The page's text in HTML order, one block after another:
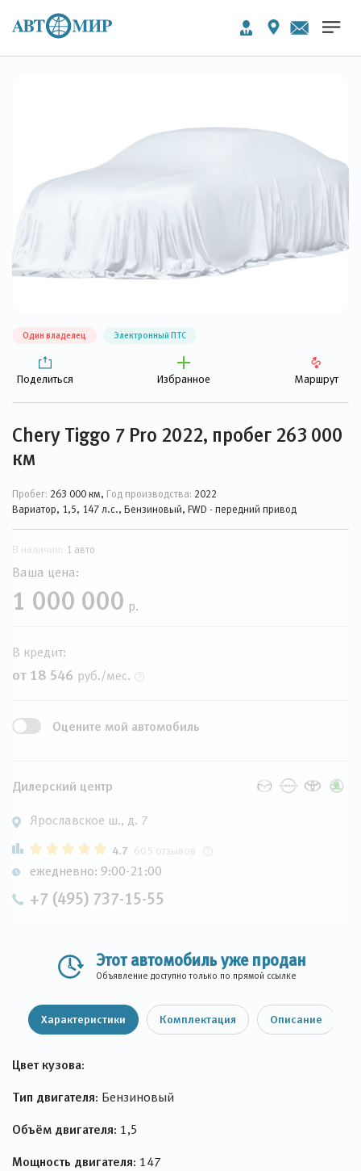
Один владелец Электронный ПТС
Поделиться Избранное Маршрут
Chery Tiggo 7 Pro 2022, пробег 263 000
км
Пробег: 263 000 км, Год производства: 2022
Вариатор, 1,5, 147 л.с., Бензиновый, FWD - передний привод
В наличии: 1 авто
Ваша цена:
1 000 000 р.
В кредит:
от 18 546 руб./мес.
Оцените мой автомобиль
Дилерский центр
Ярославское ш., д. 7
4.7 605 отзывов
ежедневно: 9:00-21:00
+7 (495) 737-15-55
Этот автомобиль уже продан
Объявление доступно только по прямой ссылке
Характеристики Комплектация Описание
Цвет кузова:
Тип двигателя: Бензиновый
Объём двигателя: 1,5
Мощность двигателя: 147